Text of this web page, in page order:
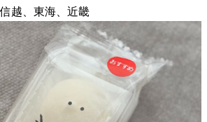
越、東海、近畿